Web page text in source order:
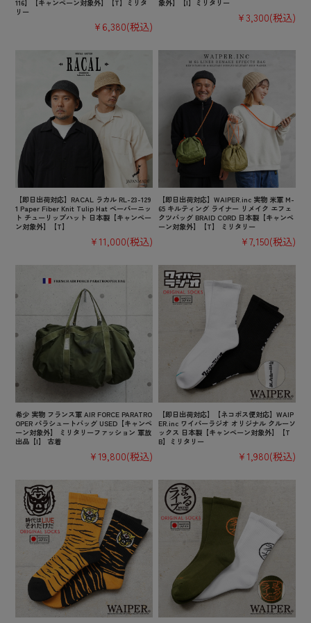
116】【キャンペーン対象外】【T】ミリタ
リー
¥6,380(税込)
象外】【I】ミリタリー
¥3,300(税込)
【即日出荷対応】RACAL ラカル RL-23-129
1 Paper Fiber Knit Tulip Hat ペーパーニッ
ト チューリップハット 日本製【キャンペー
ン対象外】【T】
¥11,000(税込)
【即日出荷対応】WAIPER.inc 実物 米軍 M-
65 キルティング ライナー リメイク エフェ
クツバッグ BRAID CORD 日本製【キャンペ
ーン対象外】【T】 ミリタリー
¥7,150(税込)
希少 実物 フランス軍 AIR FORCE PARATRO
OPER パラシュートバッグ USED【キャンペ
ーン対象外】 ミリタリーファッション 軍放
出品【I】 古着
¥19,800(税込)
【即日出荷対応】【ネコポス便対応】WAIP
ER.inc ワイパーラジオ オリジナル クルーソ
ックス 日本製【キャンペーン対象外】【T
B】ミリタリー
¥1,980(税込)